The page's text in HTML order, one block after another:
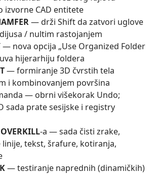
izvorne CAD entitete
— drži Shift da zatvori uglove
/ nultim rastojanjem
— nova opcija „Use Organized Folder
hijerarhiju foldera
— formiranje 3D čvrstih tela
i kombinovanjem površina
— obrni višekorak Undo;
sada prate sesijske i registry
OVERKILL‑a — sada čisti zrake,
linije, tekst, šrafure, kotiranja,
— testiranje naprednih (dinamičkih)